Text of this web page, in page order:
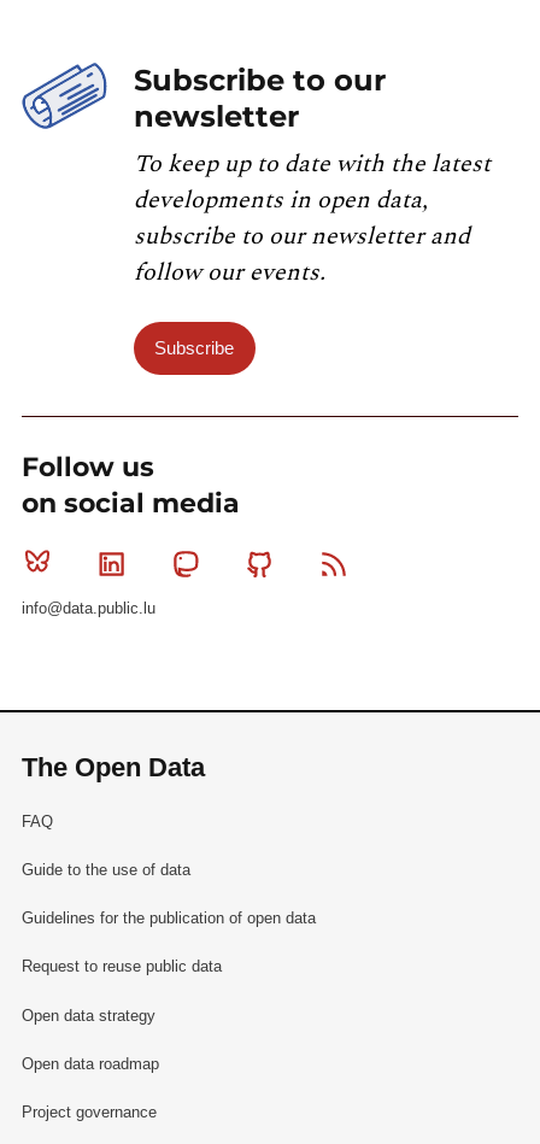
Subscribe to our
newsletter
To keep up to date with the latest
developments in open data,
subscribe to our newsletter and
follow our events.
Subscribe
Follow us
on social media
Bluesky Linkedin MastodonGithub
info@data.public.lu
The Open Data
FAQ
Guide to the use of data
Guidelines for the publication of open data
Request to reuse public data
Open data strategy
Open data roadmap
Project governance